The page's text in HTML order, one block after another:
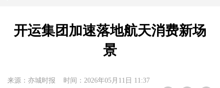
开运集团加速落地航天消费新场
景
来源：亦城时报 时间：2026年05月11日 11:37